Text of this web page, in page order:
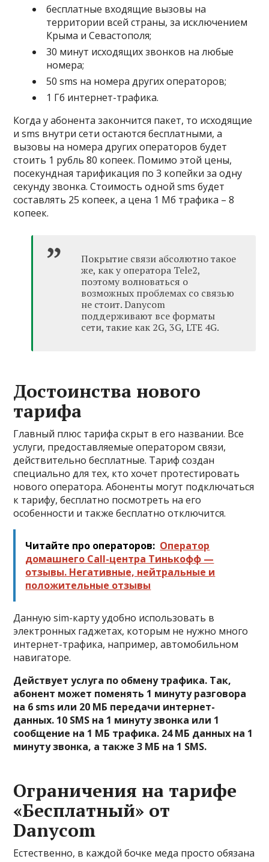
бесплатные входящие вызовы на
территории всей страны, за исключением
Крыма и Севастополя;
30 минут исходящих звонков на любые
номера;
50 sms на номера других операторов;
1 Гб интернет-трафика.
Когда у абонента закончится пакет, то исходящие
и sms внутри сети остаются бесплатными, а
вызовы на номера других операторов будет
стоить 1 рубль 80 копеек. Помимо этой цены,
посекундная тарификация по 3 копейки за одну
секунду звонка. Стоимость одной sms будет
составлять 25 копеек, а цена 1 Мб трафика – 8
копеек.
Покрытие связи абсолютно такое
же, как у оператора Tele2,
поэтому волноваться о
возможных проблемах со связью
не стоит. Danycom
поддерживают все форматы
сети, такие как 2G, 3G, LTE 4G.
Достоинства нового
тарифа
Главный плюс тарифа скрыт в его названии. Все
услуги, предоставляемые оператором связи,
действительно бесплатные. Тариф создан
специально для тех, кто хочет протестировать
нового оператора. Абоненты могут подключаться
к тарифу, бесплатно посмотреть на его
особенности и также бесплатно отключится.
Читайте про операторов: Оператор
домашнего Call-центра Тинькофф —
отзывы. Негативные, нейтральные и
положительные отзывы
Данную sim-карту удобно использовать в
электронных гаджетах, которым не нужно много
интернет-трафика, например, автомобильном
навигаторе.
Действует услуга по обмену трафика. Так,
абонент может поменять 1 минуту разговора
на 6 sms или 20 МБ передачи интернет-
данных. 10 SMS на 1 минуту звонка или 1
сообщение на 1 МБ трафика. 24 МБ данных на 1
минуту звонка, а также 3 МБ на 1 SMS.
Ограничения на тарифе
«Бесплатный» от
Danycom
Естественно, в каждой бочке меда просто обязана